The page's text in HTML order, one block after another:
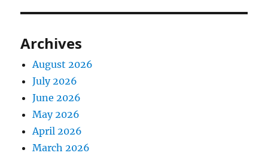
Archives
August 2026
July 2026
June 2026
May 2026
April 2026
March 2026